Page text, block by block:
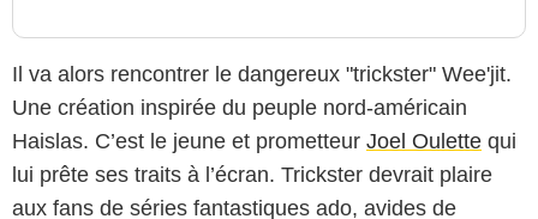
Il va alors rencontrer le dangereux "trickster" Wee'jit.
Une création inspirée du peuple nord-américain
Haislas. C’est le jeune et prometteur Joel Oulette qui
lui prête ses traits à l’écran. Trickster devrait plaire
aux fans de séries fantastiques ado, avides de